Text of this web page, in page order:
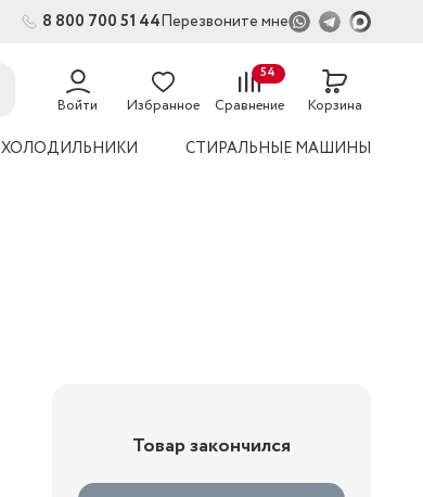
8 800 700 51 44Перезвоните мне
Войти Избранное Сравнение
54
Корзина
ХОЛОДИЛЬНИКИ СТИРАЛЬНЫЕ МАШИНЫ
Товар закончился